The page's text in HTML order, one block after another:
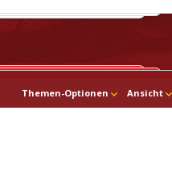
Themen-Optionen Ansicht